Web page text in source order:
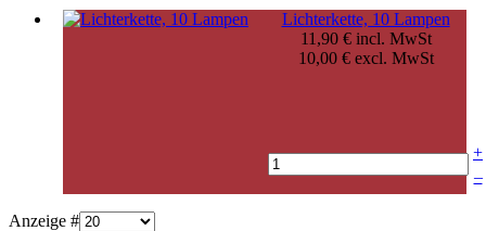
Lichterkette, 10 Lampen
11,90 € incl. MwSt
10,00 € excl. MwSt
+
–
Anzeige #